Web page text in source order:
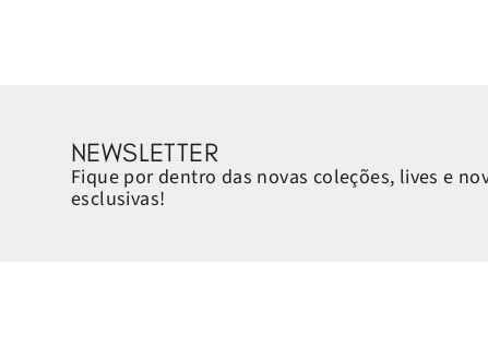
NEWSLETTER
Fique por dentro das novas coleções, lives e
esclusivas!